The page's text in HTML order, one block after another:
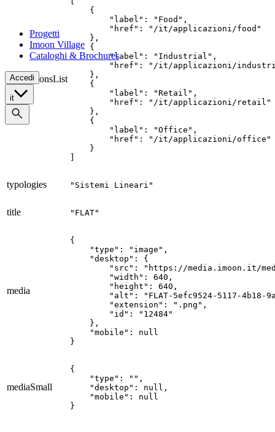
Retail
Progetti
Imoon Village
Cataloghi & Brochures
Accedi
it
applicationsList
    {
        "label": "Food",
        "href": "/it/applicazioni/food"
    },
    {
        "label": "Industrial",
"href": "/it/applicazioni/
    },
    {
        "label": "Retail",
        "href": "/it/applicazioni/retail"
    },
    {
        "label": "Office",
        "href": "/it/applicazioni/office"
    }
typologies "Sistemi Lineari"
title "FLAT"
media
{
    "type": "image",
    "desktop": {
"src": "https://media.imoon.it/
        "width": 640,
        "height": 640,
"alt": "FLAT-5efc9524-5117-4b18-
        "extension": ".png",
        "id": "12484"
    },
    "mobile": null
}
mediaSmall
{
    "type": "",
    "desktop": null,
    "mobile": null
}